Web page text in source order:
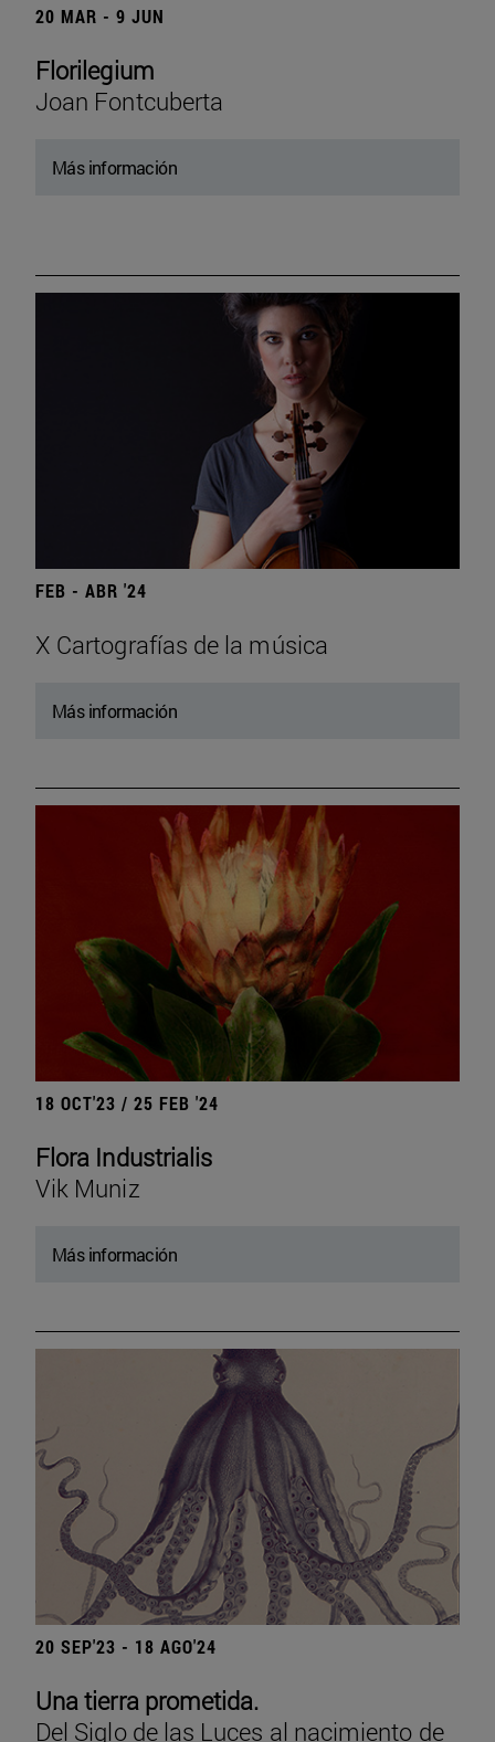
20 MAR - 9 JUN
Florilegium
Joan Fontcuberta
Más información
FEB - ABR '24
X Cartografías de la música
Más información
18 OCT'23 / 25 FEB '24
Flora Industrialis
Vik Muniz
Más información
20 SEP'23 - 18 AGO'24
Una tierra prometida.
Del Siglo de las Luces al nacimiento de